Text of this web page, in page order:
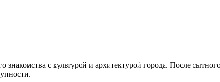
с культурой и архитектурой города. После